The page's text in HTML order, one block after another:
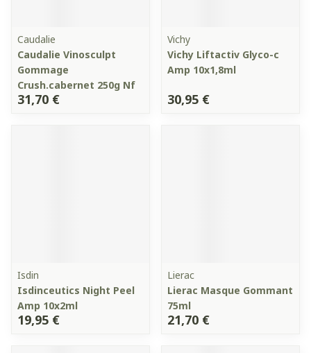
Caudalie
Caudalie Vinosculpt
Gommage
Crush.cabernet 250g Nf
31,70 €
Vichy
Vichy Liftactiv Glyco-c
Amp 10x1,8ml
30,95 €
Isdin
Isdinceutics Night Peel
Amp 10x2ml
19,95 €
Lierac
Lierac Masque Gommant
75ml
21,70 €